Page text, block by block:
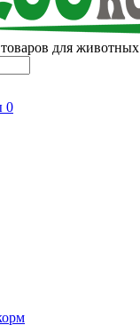
для животных
0